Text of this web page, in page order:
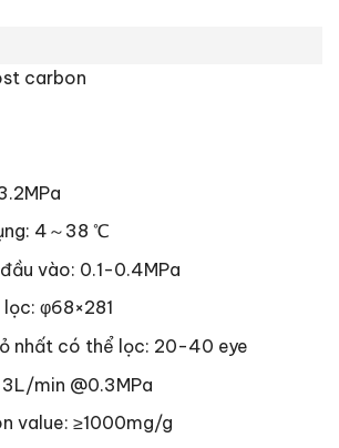
carbon
4～38 ℃
vào: 0.1-0.4MPa
φ68×281
nhất có thể lọc: 20-40 eye
min @0.3MPa
value: ≥1000mg/g